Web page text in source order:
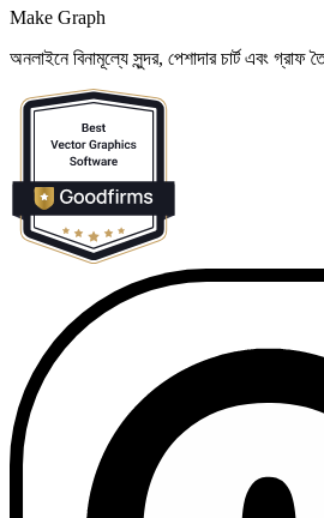
Make Graph
অনলাইনে বিনামূল্যে সুন্দর, পেশাদার চার্ট এবং